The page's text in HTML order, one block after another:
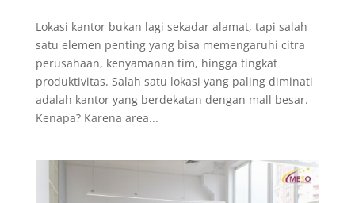
Lokasi kantor bukan lagi sekadar alamat, tapi salah
satu elemen penting yang bisa memengaruhi citra
perusahaan, kenyamanan tim, hingga tingkat
produktivitas. Salah satu lokasi yang paling diminati
adalah kantor yang berdekatan dengan mall besar.
Kenapa? Karena area...